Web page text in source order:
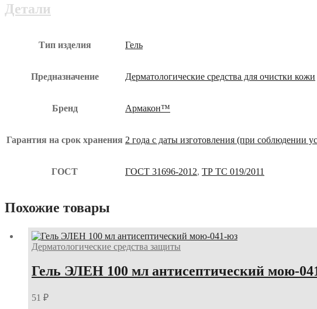
5л
Детали
Тип изделия Гель
Предназначение Дерматологические средства для очистки кожи
Бренд Армакон™
Гарантия на срок хранения 2 года с даты изготовления (при соблюдении
ГОСТ ГОСТ 31696-2012, ТР ТС 019/2011
Похожие товары
Дерматологические средства защиты
Гель ЭЛЕН 100 мл антисептический мою-
51 ₽